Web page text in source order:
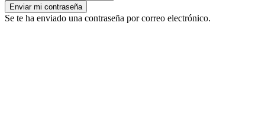
Se te ha enviado una contraseña por correo electrónico.